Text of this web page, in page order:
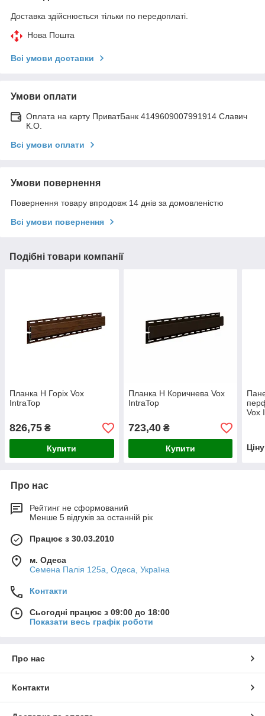
Доставка здійснюється тільки по передоплаті.
Нова Пошта
Всі умови доставки
Умови оплати
Оплата на карту ПриватБанк 4149609007991914 Славич
К.О.
Всі умови оплати
Умови повернення
Повернення товару впродовж 14 днів за домовленістю
Всі умови повернення
Подібні товари компанії
Планка Н Горіх Vox
IntraTop
826,75 ₴
Купити
Планка Н Коричнева Vox
IntraTop
723,40₴
Купити
Vox
Про нас
Рейтинг не сформований
Менше 5 відгуків за останній рік
Працює з 30.03.2010
м. Одеса
Семена Палія 125а, Одеса, Україна
Контакти
Сьогодні працює з 09:00 до 18:00
Показати весь графік роботи
Про нас
Контакти